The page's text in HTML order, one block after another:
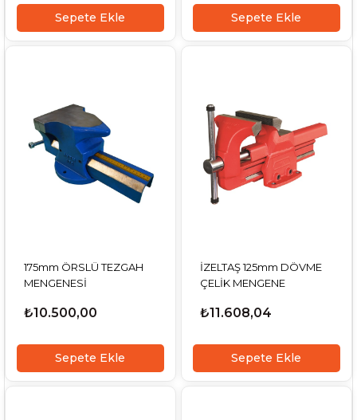
Sepete Ekle Sepete Ekle
175mm ÖRSLÜ TEZGAH
MENGENESİ
₺10.500,00
Sepete Ekle
İZELTAŞ 125mm DÖVME
ÇELİK MENGENE
₺11.608,04
Sepete Ekle